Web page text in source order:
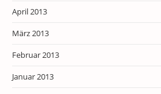
April 2013
März 2013
Februar 2013
Januar 2013